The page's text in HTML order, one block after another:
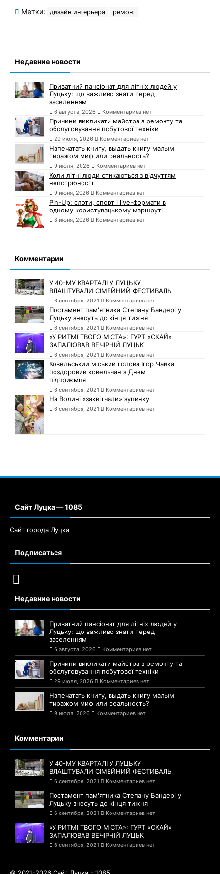
Метки: дизайн интерьера ремонт
Недавние новости
Приватний пансіонат для літніх людей у
Луцьку: що важливо знати перед
заселенням
6 августа, 2026 Комментариев нет
Причини викликати майстра з ремонту та
обслуговування побутової техніки
29 июля, 2026 Комментариев нет
Напечатать книгу, выдать книгу малым
тиражом миф или реальность?
9 июля, 2026 Комментариев нет
Коли літні люди стикаються з відчуттям
непотрібності
9 июня, 2026 Комментариев нет
Pin-Up: слоти, спорт і live-формати в
одному користувацькому маршруті
8 июня, 2026 Комментариев нет
Комментарии
У 40-МУ КВАРТАЛІ У ЛУЦЬКУ
ВЛАШТУВАЛИ СІМЕЙНИЙ ФЕСТИВАЛЬ
6 сентября, 2021 Комментариев нет
Постамент пам'ятника Степану Бандері у
Луцьку знесуть до кінця тижня
6 сентября, 2021 Комментариев нет
«У РИТМІ ТВОГО МІСТА»: ГУРТ «СКАЙ»
ЗАПАЛЮВАВ ВЕЧІРНІЙ ЛУЦЬК
6 сентября, 2021 Комментариев нет
Ковельський міський голова Ігор Чайка
поздоровив ковельчан з Днем
підприємця
6 сентября, 2021 Комментариев нет
На Волині «заквітчали» зупинку
6 сентября, 2021 Комментариев нет
Сайт Луцка — 1085
Сайт города Луцка
Подписаться
Недавние новости
Приватний пансіонат для літніх людей у
Луцьку: що важливо знати перед
заселенням
6 августа, 2026 Комментариев нет
Причини викликати майстра з ремонту та
обслуговування побутової техніки
29 июля, 2026 Комментариев нет
Напечатать книгу, выдать книгу малым
тиражом миф или реальность?
9 июля, 2026 Комментариев нет
Комментарии
У 40-МУ КВАРТАЛІ У ЛУЦЬКУ
ВЛАШТУВАЛИ СІМЕЙНИЙ ФЕСТИВАЛЬ
6 сентября, 2021 Комментариев нет
Постамент пам'ятника Степану Бандері у
Луцьку знесуть до кінця тижня
6 сентября, 2021 Комментариев нет
«У РИТМІ ТВОГО МІСТА»: ГУРТ «СКАЙ»
ЗАПАЛЮВАВ ВЕЧІРНІЙ ЛУЦЬК
6 сентября, 2021 Комментариев нет
© 2021-2026 Сайт Луцка - 1085